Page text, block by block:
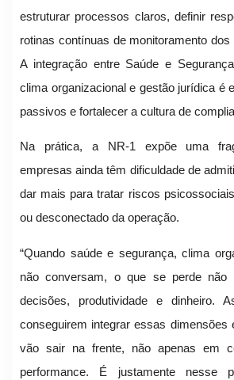
estruturar processos claros, definir
rotinas contínuas de monitoramento
A integração entre Saúde e
clima organizacional e gestão jurídica é
passivos e fortalecer a cultura de
Na prática, a NR-1 expõe uma
empresas ainda têm dificuldade de
dar mais para tratar riscos
ou desconectado da operação.
“Quando saúde e segurança, clima
não conversam, o que se perde não
decisões, produtividade e dinheiro.
conseguirem integrar essas dimensões
vão sair na frente, não apenas em
performance. É justamente nesse